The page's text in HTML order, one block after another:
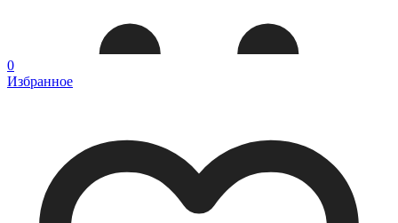
0
Избранное